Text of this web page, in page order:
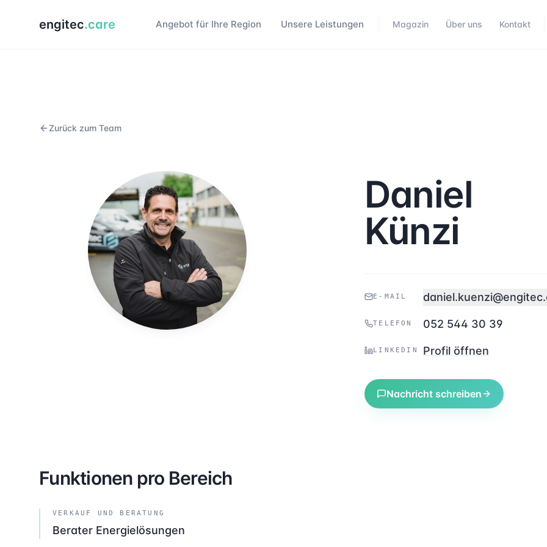
engitec.care Angebot für Ihre Region Unsere Leistungen Magazin Über uns Kontakt
Zurück zum Team
Daniel
Künzi
E-MAIL
TELEFON 052 544 30 39
LINKEDIN Profil öffnen
Nachricht schreiben
Funktionen pro Bereich
VERKAUF UND BERATUNG
Berater Energielösungen